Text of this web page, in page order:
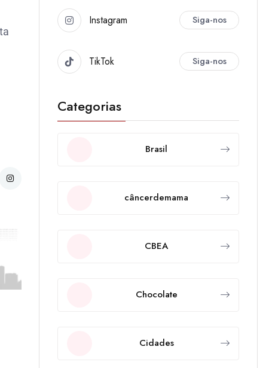
Instagram Siga-nos
TikTok Siga-nos
Categorias
Brasil
câncerdemama
CBEA
Chocolate
Cidades